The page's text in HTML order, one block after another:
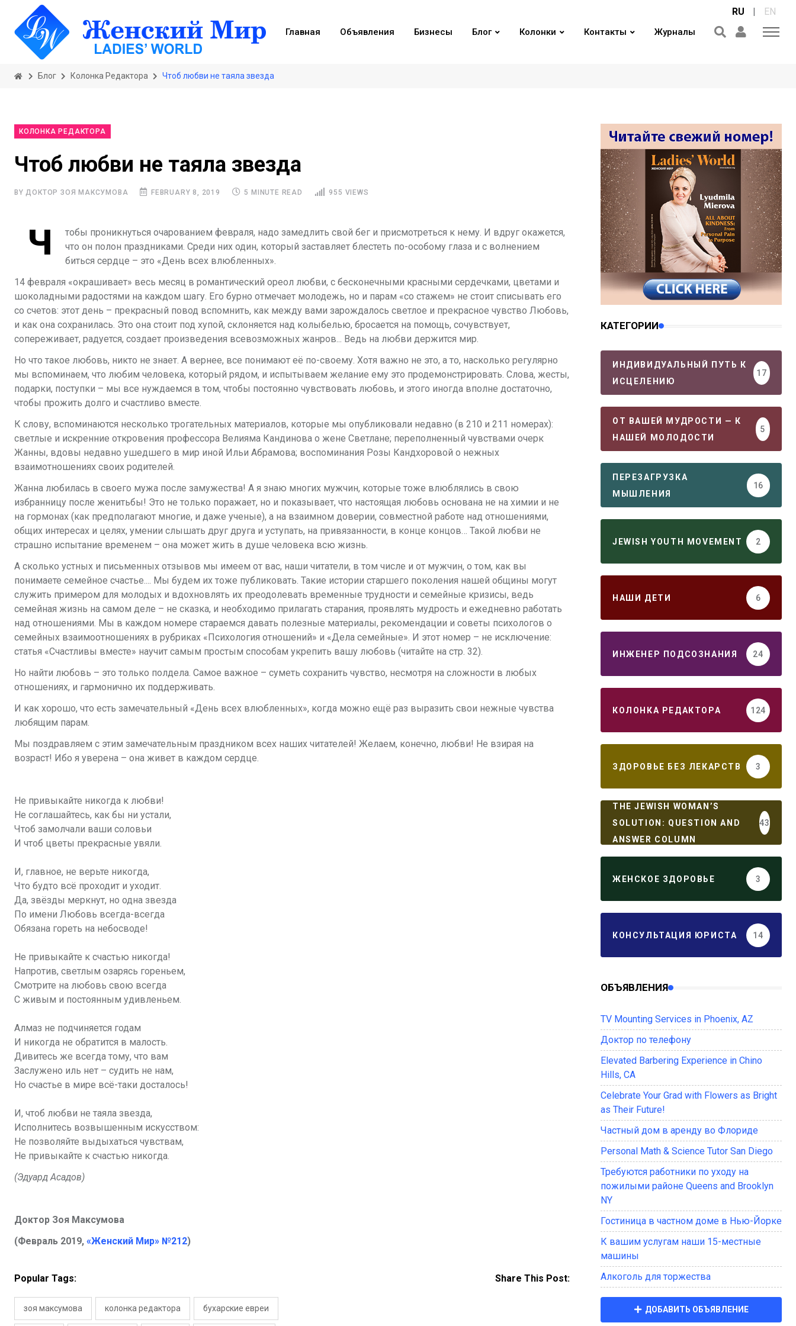
Главная Объявления Бизнесы Блог Колонки Контакты Журналы
RU | EN
Блог Колонка Редактора Чтоб любви не таяла звезда
КОЛОНКА РЕДАКТОРА
Чтоб любви не таяла звезда
BY ДОКТОР ЗОЯ МАКСУМОВА FEBRUARY 8, 2019 5 MINUTE READ 955 VIEWS
Ч
тобы проникнуться очарованием февраля, надо замедлить свой бег и присмотреться к нему. И вдруг окажется,
что он полон праздниками. Среди них один, который заставляет блестеть по-особому глаза и с волнением
биться сердце – это «День всех влюбленных».
14 февраля «окрашивает» весь месяц в романтический ореол любви, с бесконечными красными сердечками, цветами и
шоколадными радостями на каждом шагу. Его бурно отмечает молодежь, но и парам «со стажем» не стоит списывать его
со счетов: этот день – прекрасный повод вспомнить, как между вами зарождалось светлое и прекрасное чувство Любовь,
и как она сохранилась. Это она стоит под хупой, склоняется над колыбелью, бросается на помощь, сочувствует,
сопереживает, радуется, создает произведения всевозможных жанров... Ведь на любви держится мир.
Но что такое любовь, никто не знает. А вернее, все понимают её по-своему. Хотя важно не это, а то, насколько регулярно
мы вспоминаем, что любим человека, который рядом, и испытываем желание ему это продемонстрировать. Слова, жесты,
подарки, поступки – мы все нуждаемся в том, чтобы постоянно чувствовать любовь, и этого иногда вполне достаточно,
чтобы прожить долго и счастливо вместе.
К слову, вспоминаются несколько трогательных материалов, которые мы опубликовали недавно (в 210 и 211 номерах):
светлые и искренние откровения профессора Велияма Кандинова о жене Светлане; переполненный чувствами очерк
Жанны, вдовы недавно ушедшего в мир иной Ильи Абрамова; воспоминания Розы Кандхоровой о нежных
взаимотношениях своих родителей.
Жанна любилась в своего мужа после замужества! А я знаю многих мужчин, которые тоже влюблялись в свою
избранницу после женитьбы! Это не только поражает, но и показывает, что настоящая любовь основана не на химии и не
на гормонах (как предполагают многие, и даже ученые), а на взаимном доверии, совместной работе над отношениями,
общих интересах и целях, умении слышать друг друга и уступать, на привязанности, в конце концов… Такой любви не
страшно испытание временем – она может жить в душе человека всю жизнь.
А сколько устных и письменных отзывов мы имеем от вас, наши читатели, в том числе и от мужчин, о том, как вы
понимаете семейное счастье.... Мы будем их тоже публиковать. Такие истории старшего поколения нашей общины могут
служить примером для молодых и вдохновлять их преодолевать временные трудности и семейные кризисы, ведь
семейная жизнь на самом деле – не сказка, и необходимо прилагать старания, проявлять мудрость и ежедневно работать
над отношениями. Мы в каждом номере стараемся давать полезные материалы, рекомендации и советы психологов о
семейных взаимоотношениях в рубриках «Психология отношений» и «Дела семейные». И этот номер – не исключение:
статья «Счастливы вместе» научит самым простым способам укрепить вашу любовь (читайте на стр. 32).
Но найти любовь – это только полдела. Самое важное – суметь сохранить чувство, несмотря на сложности в любых
отношениях, и гармонично их поддерживать.
И как хорошо, что есть замечательный «День всех влюбленных», когда можно ещё раз выразить свои нежные чувства
любящим парам.
Мы поздравляем с этим замечательным праздником всех наших читателей! Желаем, конечно, любви! Не взирая на
возраст! Ибо я уверена – она живет в каждом сердце.
Не привыкайте никогда к любви!
Не соглашайтесь, как бы ни устали,
Чтоб замолчали ваши соловьи
И чтоб цветы прекрасные увяли.
И, главное, не верьте никогда,
Что будто всё проходит и уходит.
Да, звёзды меркнут, но одна звезда
По имени Любовь всегда-всегда
Обязана гореть на небосводе!
Не привыкайте к счастью никогда!
Напротив, светлым озарясь гореньем,
Смотрите на любовь свою всегда
С живым и постоянным удивленьем.
Алмаз не подчиняется годам
И никогда не обратится в малость.
Дивитесь же всегда тому, что вам
Заслужено иль нет – судить не нам,
Но счастье в мире всё-таки досталось!
И, чтоб любви не таяла звезда,
Исполнитесь возвышенным искусством:
Не позволяйте выдыхаться чувствам,
Не привыкайте к счастью никогда.
(Эдуард Асадов)
Доктор Зоя Максумова
(Февраль 2019, «Женский Мир» №212)
Popular Tags:
зоя максумова колонка редактора бухарские евреи
Share This Post:
КАТЕГОРИИ
ИНДИВИДУАЛЬНЫЙ ПУТЬ К
ИСЦЕЛЕНИЮ
17
ОТ ВАШЕЙ МУДРОСТИ — К
НАШЕЙ МОЛОДОСТИ
5
ПЕРЕЗАГРУЗКА
МЫШЛЕНИЯ
16
JEWISH YOUTH MOVEMENT 2
НАШИ ДЕТИ 6
ИНЖЕНЕР ПОДСОЗНАНИЯ 24
КОЛОНКА РЕДАКТОРА 124
ЗДОРОВЬЕ БЕЗ ЛЕКАРСТВ 3
THE JEWISH WOMAN’S
SOLUTION: QUESTION AND
ANSWER COLUMN
43
ЖЕНСКОЕ ЗДОРОВЬЕ 3
КОНСУЛЬТАЦИЯ ЮРИСТА 14
ОБЪЯВЛЕНИЯ
TV Mounting Services in Phoenix, AZ
Доктор по телефону
Elevated Barbering Experience in Chino
Hills, CA
Celebrate Your Grad with Flowers as Bright
as Their Future!
Частный дом в аренду во Флориде
Personal Math & Science Tutor San Diego
Требуются работники по уходу на
пожилыми районе Queens and Brooklyn
NY
Гостиница в частном доме в Нью-Йорке
К вашим услугам наши 15-местные
машины
Алкоголь для торжества
ДОБАВИТЬ ОБЪЯВЛЕНИЕ